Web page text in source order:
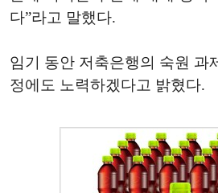
다”라고 말했다.
임기 동안 저축은행의 숙원 과
정에도 노력하겠다고 밝혔다.